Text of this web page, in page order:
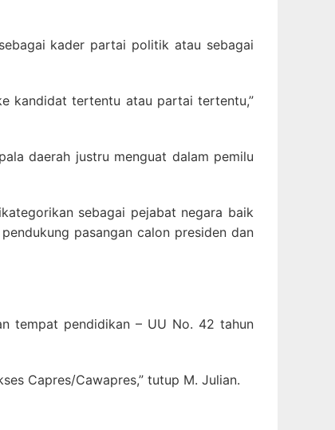
kader partai politik atau sebagai
kandidat tertentu atau partai tertentu,”
daerah justru menguat dalam pemilu
sebagai pejabat negara baik
pasangan calon presiden dan
tempat pendidikan – UU No. 42 tahun
Capres/Cawapres,” tutup M. Julian.